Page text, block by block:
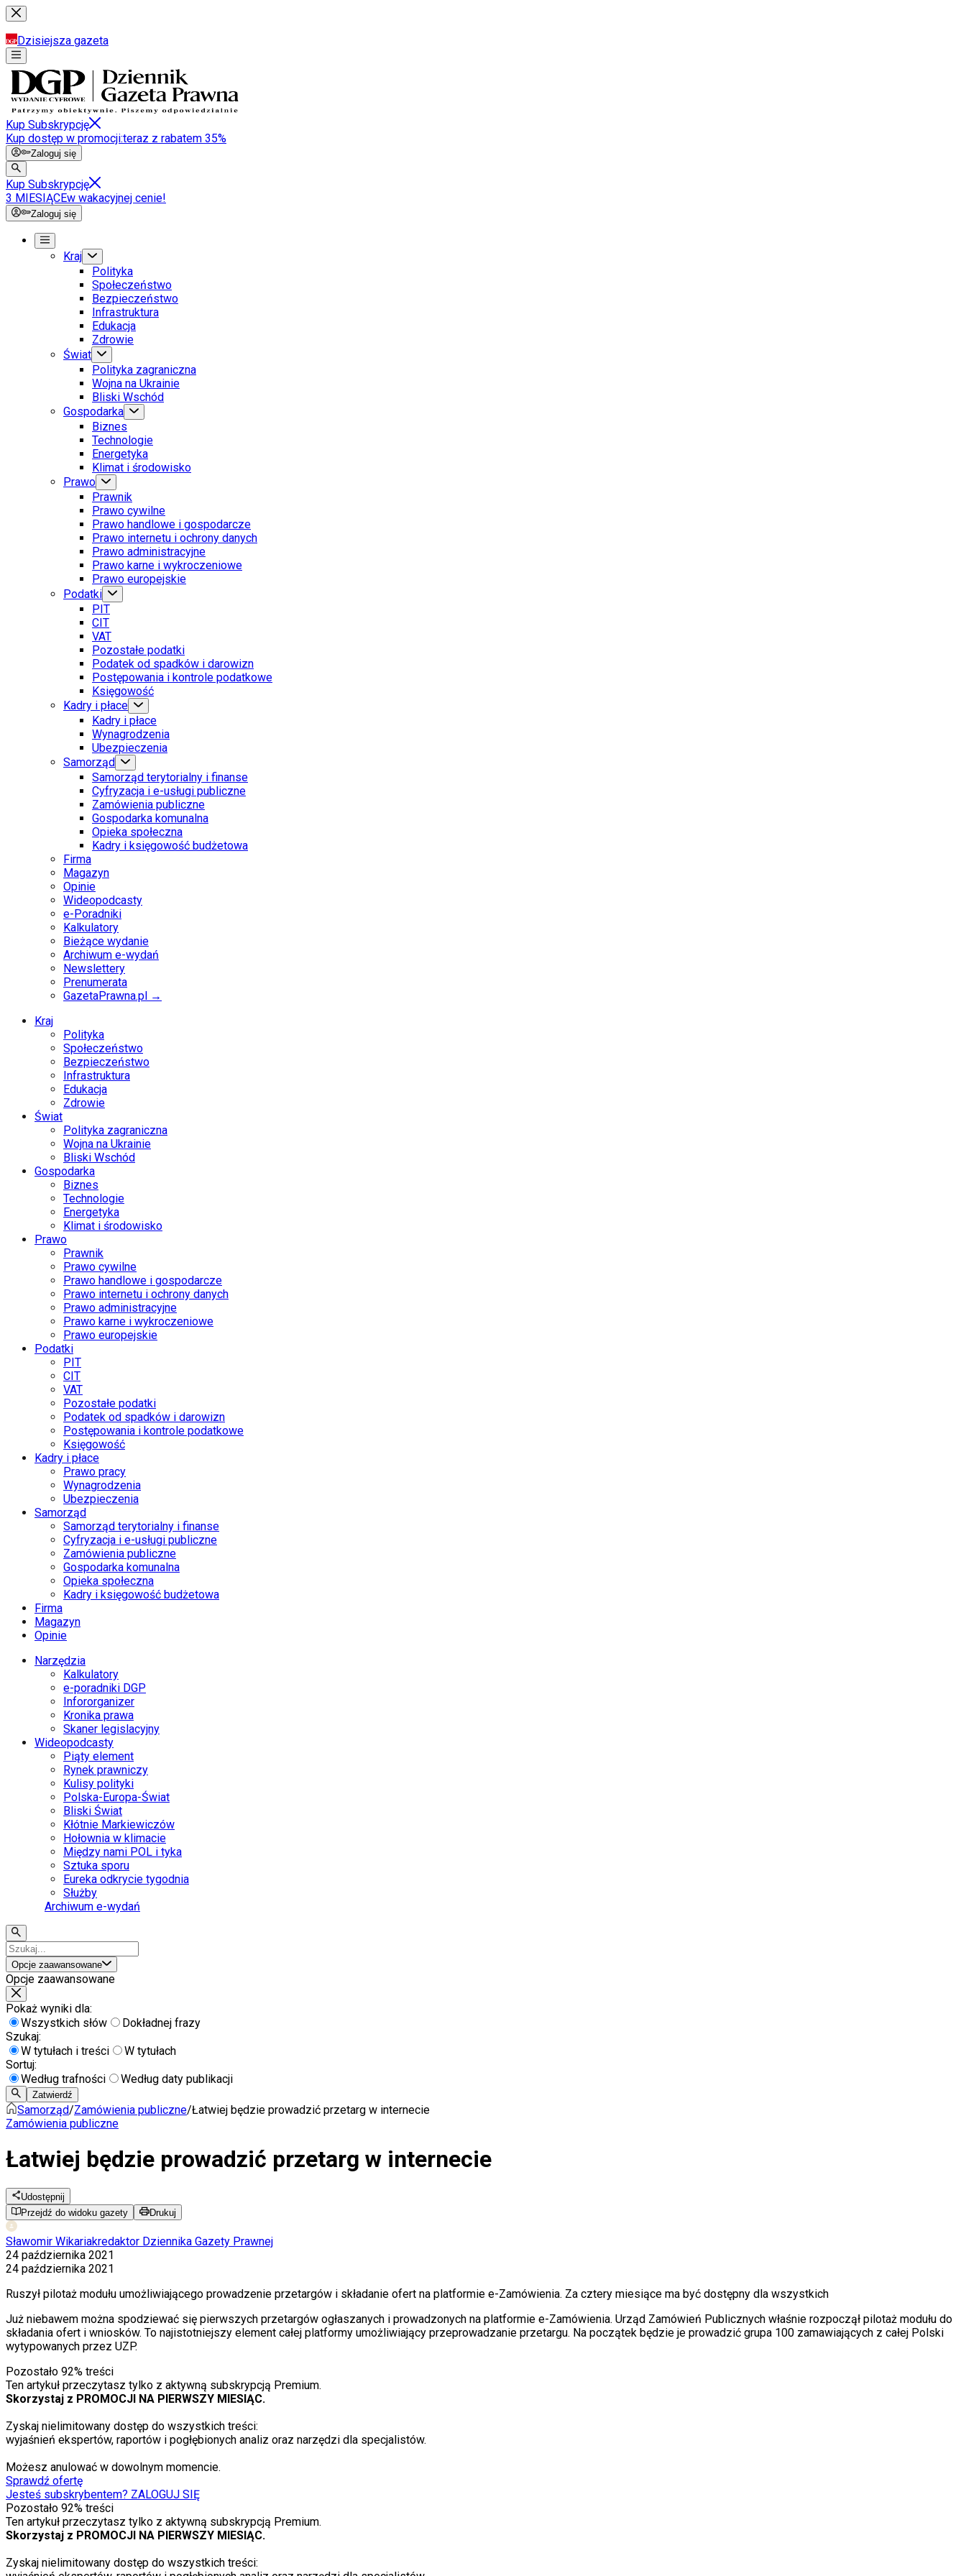
Dzisiejsza gazeta
Kup Subskrypcję
Kup dostęp w promocji:teraz z rabatem 35%
Zaloguj się
Kup Subskrypcję
3 MIESIĄCEw wakacyjnej cenie!
Zaloguj się
Kraj
Polityka
Społeczeństwo
Bezpieczeństwo
Infrastruktura
Edukacja
Zdrowie
Świat
Polityka zagraniczna
Wojna na Ukrainie
Bliski Wschód
Gospodarka
Biznes
Technologie
Energetyka
Klimat i środowisko
Prawo
Prawnik
Prawo cywilne
Prawo handlowe i gospodarcze
Prawo internetu i ochrony danych
Prawo administracyjne
Prawo karne i wykroczeniowe
Prawo europejskie
Podatki
PIT
CIT
VAT
Pozostałe podatki
Podatek od spadków i darowizn
Postępowania i kontrole podatkowe
Księgowość
Kadry i płace
Kadry i płace
Wynagrodzenia
Ubezpieczenia
Samorząd
Samorząd terytorialny i finanse
Cyfryzacja i e-usługi publiczne
Zamówienia publiczne
Gospodarka komunalna
Opieka społeczna
Kadry i księgowość budżetowa
Firma
Magazyn
Opinie
Wideopodcasty
e-Poradniki
Kalkulatory
Bieżące wydanie
Archiwum e-wydań
Newslettery
Prenumerata
GazetaPrawna.pl →
Kraj
Polityka
Społeczeństwo
Bezpieczeństwo
Infrastruktura
Edukacja
Zdrowie
Świat
Polityka zagraniczna
Wojna na Ukrainie
Bliski Wschód
Gospodarka
Biznes
Technologie
Energetyka
Klimat i środowisko
Prawo
Prawnik
Prawo cywilne
Prawo handlowe i gospodarcze
Prawo internetu i ochrony danych
Prawo administracyjne
Prawo karne i wykroczeniowe
Prawo europejskie
Podatki
PIT
CIT
VAT
Pozostałe podatki
Podatek od spadków i darowizn
Postępowania i kontrole podatkowe
Księgowość
Kadry i płace
Prawo pracy
Wynagrodzenia
Ubezpieczenia
Samorząd
Samorząd terytorialny i finanse
Cyfryzacja i e-usługi publiczne
Zamówienia publiczne
Gospodarka komunalna
Opieka społeczna
Kadry i księgowość budżetowa
Firma
Magazyn
Opinie
Narzędzia
Kalkulatory
e-poradniki DGP
Infororganizer
Kronika prawa
Skaner legislacyjny
Wideopodcasty
Piąty element
Rynek prawniczy
Kulisy polityki
Polska-Europa-Świat
Bliski Świat
Kłótnie Markiewiczów
Hołownia w klimacie
Między nami POL i tyka
Sztuka sporu
Eureka odkrycie tygodnia
Służby
Archiwum e-wydań
Opcje zaawansowane
Opcje zaawansowane
Pokaż wyniki dla:
Wszystkich słów
Dokładnej frazy
Szukaj:
W tytułach i treści
W tytułach
Sortuj:
Według trafności
Według daty publikacji
Zatwierdź
Samorząd/Zamówienia publiczne/Łatwiej będzie prowadzić przetarg w internecie
Zamówienia publiczne
Łatwiej będzie prowadzić przetarg w internecie
Udostępnij
Przejdź do widoku gazety
Drukuj
Sławomir Wikariakredaktor Dziennika Gazety Prawnej
24 października 2021
24 października 2021
Ruszył pilotaż modułu umożliwiającego prowadzenie przetargów i składanie ofert na platformie e-Zamówienia. Za cztery miesiące ma być dostępny dla wszystkich
Już niebawem można spodziewać się pierwszych przetargów ogłaszanych i prowadzonych na platformie e-Zamówienia. Urząd Zamówień Publicznych właśnie rozpoczął pilotaż modułu do
składania ofert i wniosków. To najistotniejszy element całej platformy umożliwiający przeprowadzanie przetargu. Na początek będzie je prowadzić grupa 100 zamawiających z całej Polski
wytypowanych przez UZP.
Pozostało 92% treści
Ten artykuł przeczytasz tylko z aktywną subskrypcją Premium.
Skorzystaj z PROMOCJI NA PIERWSZY MIESIĄC.
Zyskaj nielimitowany dostęp do wszystkich treści:
wyjaśnień ekspertów, raportów i pogłębionych analiz oraz narzędzi dla specjalistów.
Możesz anulować w dowolnym momencie.
Sprawdź ofertę
Jesteś subskrybentem? ZALOGUJ SIĘ
Pozostało 92% treści
Ten artykuł przeczytasz tylko z aktywną subskrypcją Premium.
Skorzystaj z PROMOCJI NA PIERWSZY MIESIĄC.
Zyskaj nielimitowany dostęp do wszystkich treści: